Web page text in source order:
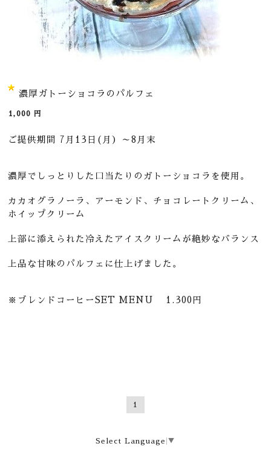
濃厚ガトーショコラのパルフェ
1,000 円
ご提供期間 7月13日(月）～8月末
濃厚でしっとりした口当たりのガトーショコラを使用。
カカオグラノーラ、アーモンド、チョコレートクリーム、
ホイップクリーム
上部に添えられた冷えたアイスクリームが絶妙なバランス
上品な甘味のパルフェに仕上げました。
※ブレンドコーヒーSET MENU 1.300円
1
Select Language ▼